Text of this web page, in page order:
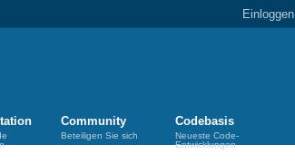
Einloggen
Community
Beteiligen Sie sich
Codebasis
Neueste Code-
Entwicklungen